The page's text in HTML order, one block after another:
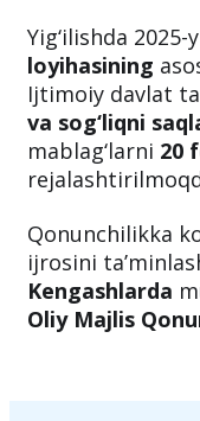
haqda davlat
berdi.
Yig‘ilishda 2025-
loyihasining
Ijtimoiy davlat
mablag‘larni20
Qonunchilikka